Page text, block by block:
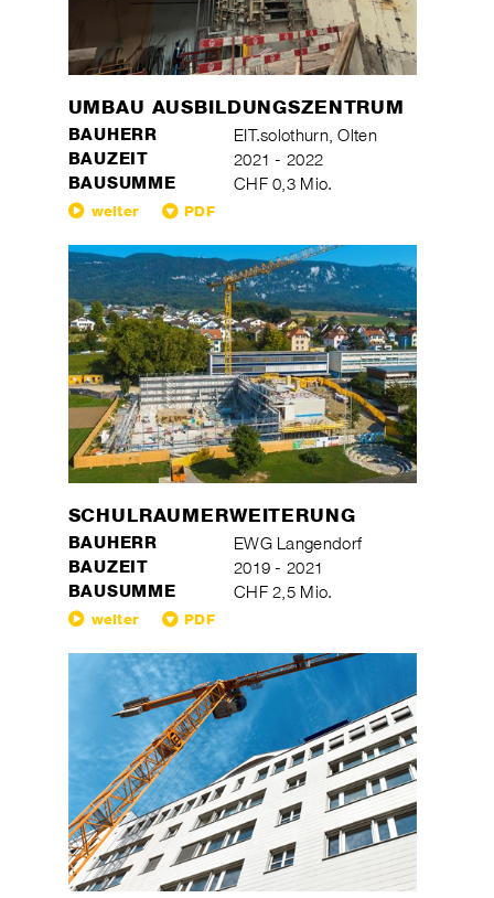
UMBAU AUSBILDUNGSZENTRUM
BAUHERR EIT.solothurn, Olten
BAUZEIT 2021 - 2022
BAUSUMME CHF 0,3 Mio.
weiter PDF
SCHULRAUMERWEITERUNG
BAUHERR EWG Langendorf
BAUZEIT 2019 - 2021
BAUSUMME CHF 2,5 Mio.
weiter PDF